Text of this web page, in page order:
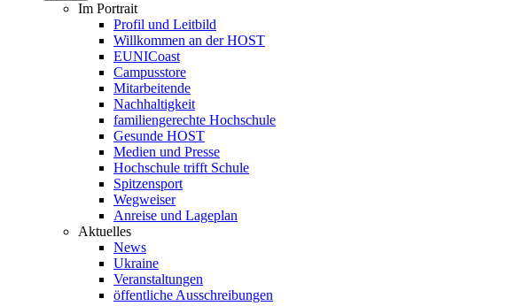
Im Portrait
Profil und Leitbild
Willkommen an der HOST
EUNICoast
Campusstore
Mitarbeitende
Nachhaltigkeit
familiengerechte Hochschule
Gesunde HOST
Medien und Presse
Hochschule trifft Schule
Spitzensport
Wegweiser
Anreise und Lageplan
Aktuelles
News
Ukraine
Veranstaltungen
öffentliche Ausschreibungen